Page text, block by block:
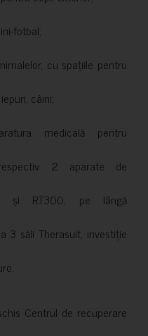
fotbal;
cu spațiile pentru
câini;
medicală pentru
2 aparate de
și RT300, pe lângă
3 săli Therasuit, investiție
Centrul de recuperare